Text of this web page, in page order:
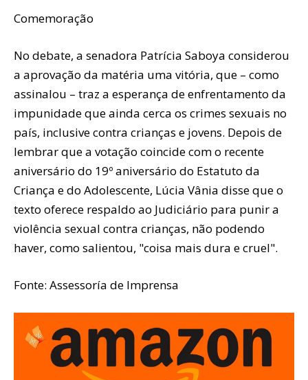
Comemoração
No debate, a senadora Patrícia Saboya considerou
a aprovação da matéria uma vitória, que – como
assinalou – traz a esperança de enfrentamento da
impunidade que ainda cerca os crimes sexuais no
país, inclusive contra crianças e jovens. Depois de
lembrar que a votação coincide com o recente
aniversário do 19º aniversário do Estatuto da
Criança e do Adolescente, Lúcia Vânia disse que o
texto oferece respaldo ao Judiciário para punir a
violência sexual contra crianças, não podendo
haver, como salientou, "coisa mais dura e cruel".
Fonte: Assessoría de Imprensa